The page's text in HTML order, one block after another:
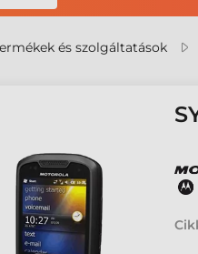
és szolgáltatások